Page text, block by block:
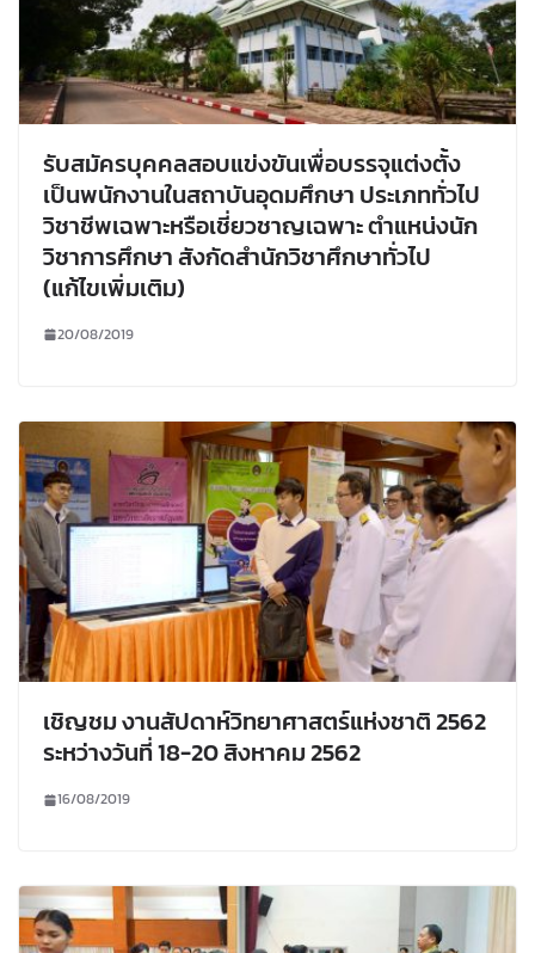
รับสมัครบุคคลสอบแข่งขันเพื่อบรรจุแต่งตั้ง
เป็นพนักงานในสถาบันอุดมศึกษา ประเภททั่วไป
วิชาชีพเฉพาะหรือเชี่ยวชาญเฉพาะ ตำแหน่งนัก
วิชาการศึกษา สังกัดสำนักวิชาศึกษาทั่วไป
(แก้ไขเพิ่มเติม)
20/08/2019
เชิญชม งานสัปดาห์วิทยาศาสตร์แห่งชาติ 2562
ระหว่างวันที่ 18-20 สิงหาคม 2562
16/08/2019